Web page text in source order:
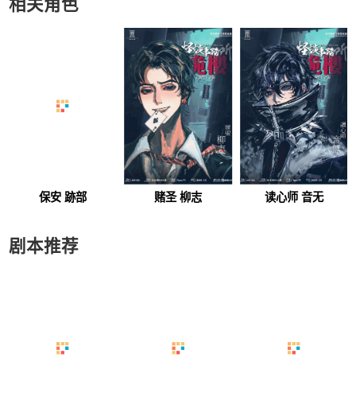
相关角色
保安 跡部 赌圣 柳志 读心师 音无
剧本推荐